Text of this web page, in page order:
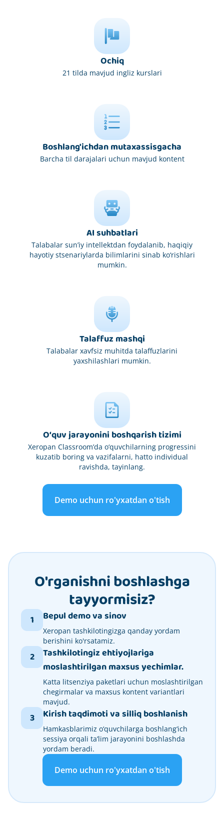
Ochiq
21 tilda mavjud ingliz kurslari
Boshlang'ichdan mutaxassisgacha
Barcha til darajalari uchun mavjud kontent
AI suhbatlari
Talabalar sun’iy intellektdan foydalanib, haqiqiy
hayotiy stsenariylarda bilimlarini sinab ko‘rishlari
mumkin.
Talaffuz mashqi
Talabalar xavfsiz muhitda talaffuzlarini
yaxshilashlari mumkin.
O‘quv jarayonini boshqarish tizimi
Xeropan Classroom’da o‘quvchilarning progressini
kuzatib boring va vazifalarni, hatto individual
ravishda, tayinlang.
Demo uchun ro'yxatdan o'tish
O'rganishni boshlashga
tayyormisiz?
1 Bepul demo va sinov
Xeropan tashkilotingizga qanday yordam
berishini ko'rsatamiz.
2
Tashkilotingiz ehtiyojlariga
moslashtirilgan maxsus yechimlar.
Katta litsenziya paketlari uchun moslashtirilgan
chegirmalar va maxsus kontent variantlari
mavjud.
3 Kirish taqdimoti va silliq boshlanish
Hamkasblarimiz o‘quvchilarga boshlang‘ich
sessiya orqali ta’lim jarayonini boshlashda
yordam beradi.
Demo uchun ro'yxatdan o'tish